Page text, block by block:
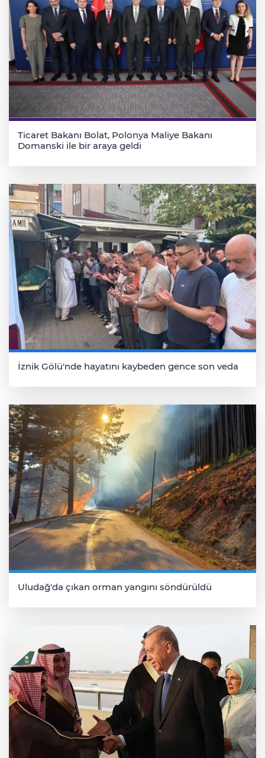
Ticaret Bakanı Bolat, Polonya Maliye Bakanı
Domanski ile bir araya geldi
İznik Gölü'nde hayatını kaybeden gence son veda
Uludağ'da çıkan orman yangını söndürüldü